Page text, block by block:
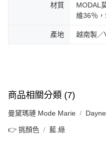
材質
MODAL
維36％，
產地 越南製／
商品相關分類 (7)
曼黛瑪璉 Mode Marie
👉 挑顏色 藍.綠